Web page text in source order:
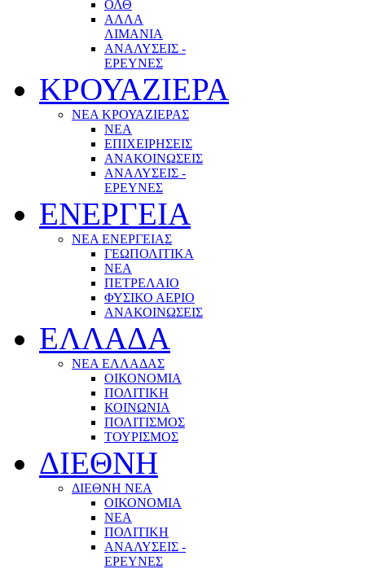
ΟΛΘ
ΑΛΛΑ
ΛΙΜΑΝΙΑ
ΑΝΑΛΥΣΕΙΣ -
ΕΡΕΥΝΕΣ
ΚΡΟΥΑΖΙΕΡΑ
ΝΕΑ ΚΡΟΥΑΖΙΕΡΑΣ
NEA
ΕΠΙΧΕΙΡΗΣΕΙΣ
ΑΝΑΚΟΙΝΩΣΕΙΣ
ΑΝΑΛΥΣΕΙΣ -
ΕΡΕΥΝΕΣ
ΕΝΕΡΓΕΙΑ
ΝΕΑ ΕΝΕΡΓΕΙΑΣ
ΓΕΩΠΟΛΙΤΙΚΑ
ΝΕΑ
ΠΕΤΡΕΛΑΙΟ
ΦΥΣΙΚΟ ΑΕΡΙΟ
ΑΝΑΚΟΙΝΩΣΕΙΣ
ΕΛΛΑΔΑ
ΝΕΑ ΕΛΛΑΔΑΣ
ΟΙΚΟΝΟΜΙΑ
ΠΟΛΙΤΙΚΗ
ΚΟΙΝΩΝΙΑ
ΠΟΛΙΤΙΣΜΟΣ
ΤΟΥΡΙΣΜΟΣ
ΔΙΕΘΝΗ
ΔΙΕΘΝΗ ΝΕΑ
ΟΙΚΟΝΟΜΙΑ
ΝΕΑ
ΠΟΛΙΤΙΚΗ
ΑΝΑΛΥΣΕΙΣ -
ΕΡΕΥΝΕΣ